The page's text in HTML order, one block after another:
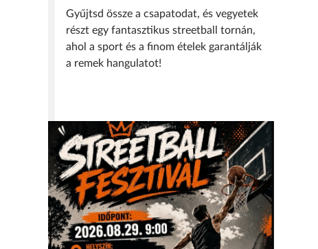
Gyűjtsd össze a csapatodat, és vegyetek
részt egy fantasztikus streetball tornán,
ahol a sport és a finom ételek garantálják
a remek hangulatot!